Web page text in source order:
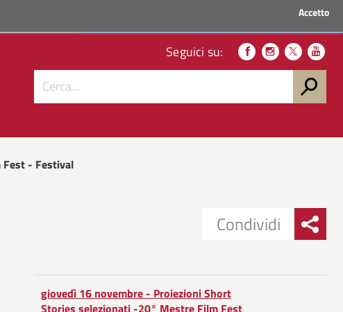
Accetto
Seguici su:
Fest - Festival
Condividi
Condividi
giovedì 16 novembre - Proiezioni Short
Stories selezionati -20° Mestre Film Fest